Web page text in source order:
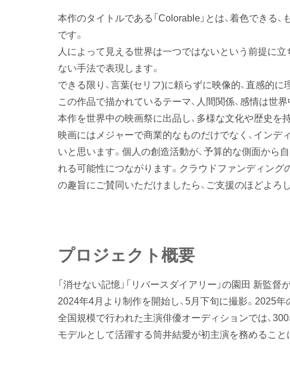
本作のタイトルである「Colorable」とは、着色できる
です。
人によって見える世界は一つではないという前提に立
ない手法で表現します。
できる限り、言葉(セリフ)に頼らずに映像的、直感的に
この作品で描かれているテーマ、人間関係、感情は世
本作を世界中の映画祭に出品し、多様な文化や歴史を
映画にはメジャーで商業的なものだけでなく、イン
いと思います。個人の創造活動が、予算的な側面から
れる可能性につながります。クラウドファンディン
の趣旨にご賛同いただけましたら、ご支援のほどよろ
プロジェクト概要
「消せない記憶」「リバースダイアリー」の園田 新監督
2024年4月より制作を開始し、5月下旬に撮影。2025年
全国規模で行われた主演俳優オーディションでは、
モデルとして活躍する筒井結愛が初主演を務めること